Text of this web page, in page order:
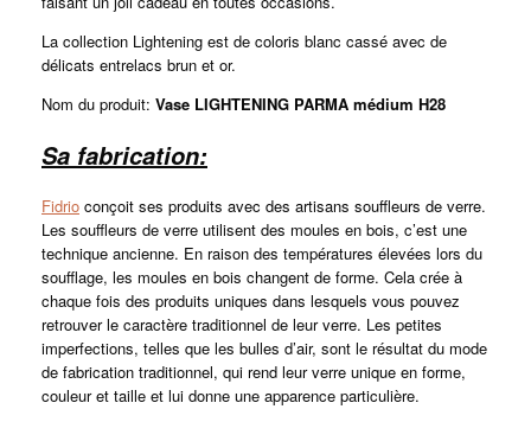
La collection Lightening est de coloris blanc cassé avec de
délicats entrelacs brun et or.
Nom du produit: Vase LIGHTENING PARMA médium H28
Sa fabrication:
Fidrio conçoit ses produits avec des artisans souffleurs de verre.
Les souffleurs de verre utilisent des moules en bois, c’est une
technique ancienne. En raison des températures élevées lors du
soufflage, les moules en bois changent de forme. Cela crée à
chaque fois des produits uniques dans lesquels vous pouvez
retrouver le caractère traditionnel de leur verre. Les petites
imperfections, telles que les bulles d’air, sont le résultat du mode
de fabrication traditionnel, qui rend leur verre unique en forme,
couleur et taille et lui donne une apparence particulière.